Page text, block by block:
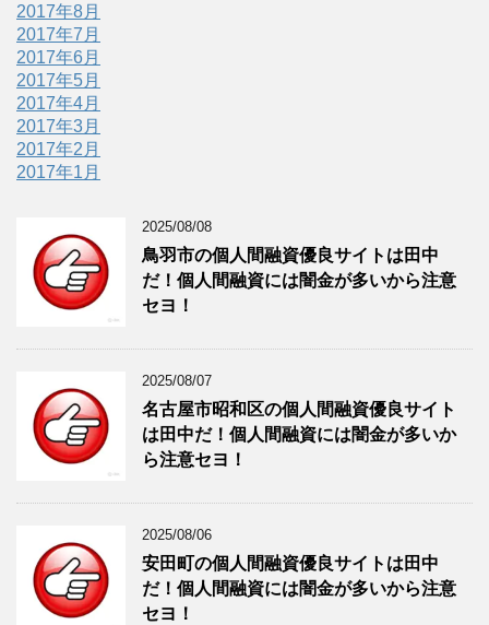
2017年8月
2017年7月
2017年6月
2017年5月
2017年4月
2017年3月
2017年2月
2017年1月
2025/08/08
鳥羽市の個人間融資優良サイトは田中
だ！個人間融資には闇金が多いから注意
セヨ！
2025/08/07
名古屋市昭和区の個人間融資優良サイト
は田中だ！個人間融資には闇金が多いか
ら注意セヨ！
2025/08/06
安田町の個人間融資優良サイトは田中
だ！個人間融資には闇金が多いから注意
セヨ！